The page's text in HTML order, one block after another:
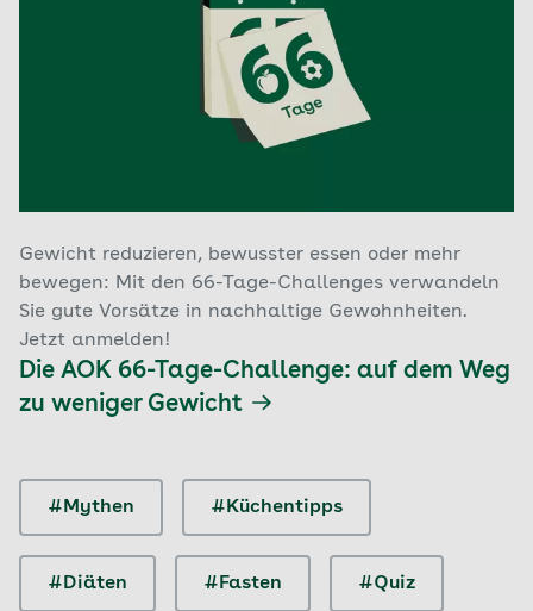
Gewicht reduzieren, bewusster essen oder mehr
bewegen: Mit den 66-Tage-Challenges verwandeln
Sie gute Vorsätze in nachhaltige Gewohnheiten.
Jetzt anmelden!
Die AOK 66-Tage-Challenge: auf dem Weg
zu weniger Gewicht
#Mythen #Küchentipps
#Diäten #Fasten #Quiz